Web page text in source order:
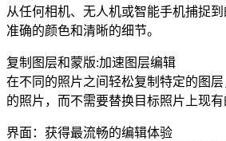
从任何相机、无人机或智能手机捕捉
准确的颜色和清晰的细节。
复制图层和蒙版:加速图层编辑
在不同的照片之间轻松复制特定的图
的照片，而不需要替换目标照片上现有
界面：获得最流畅的编辑体验